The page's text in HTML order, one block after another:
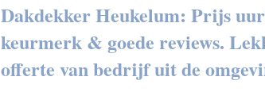
Dakdekker Heukelum: Prijs
keurmerk & goede reviews.
offerte van bedrijf uit de